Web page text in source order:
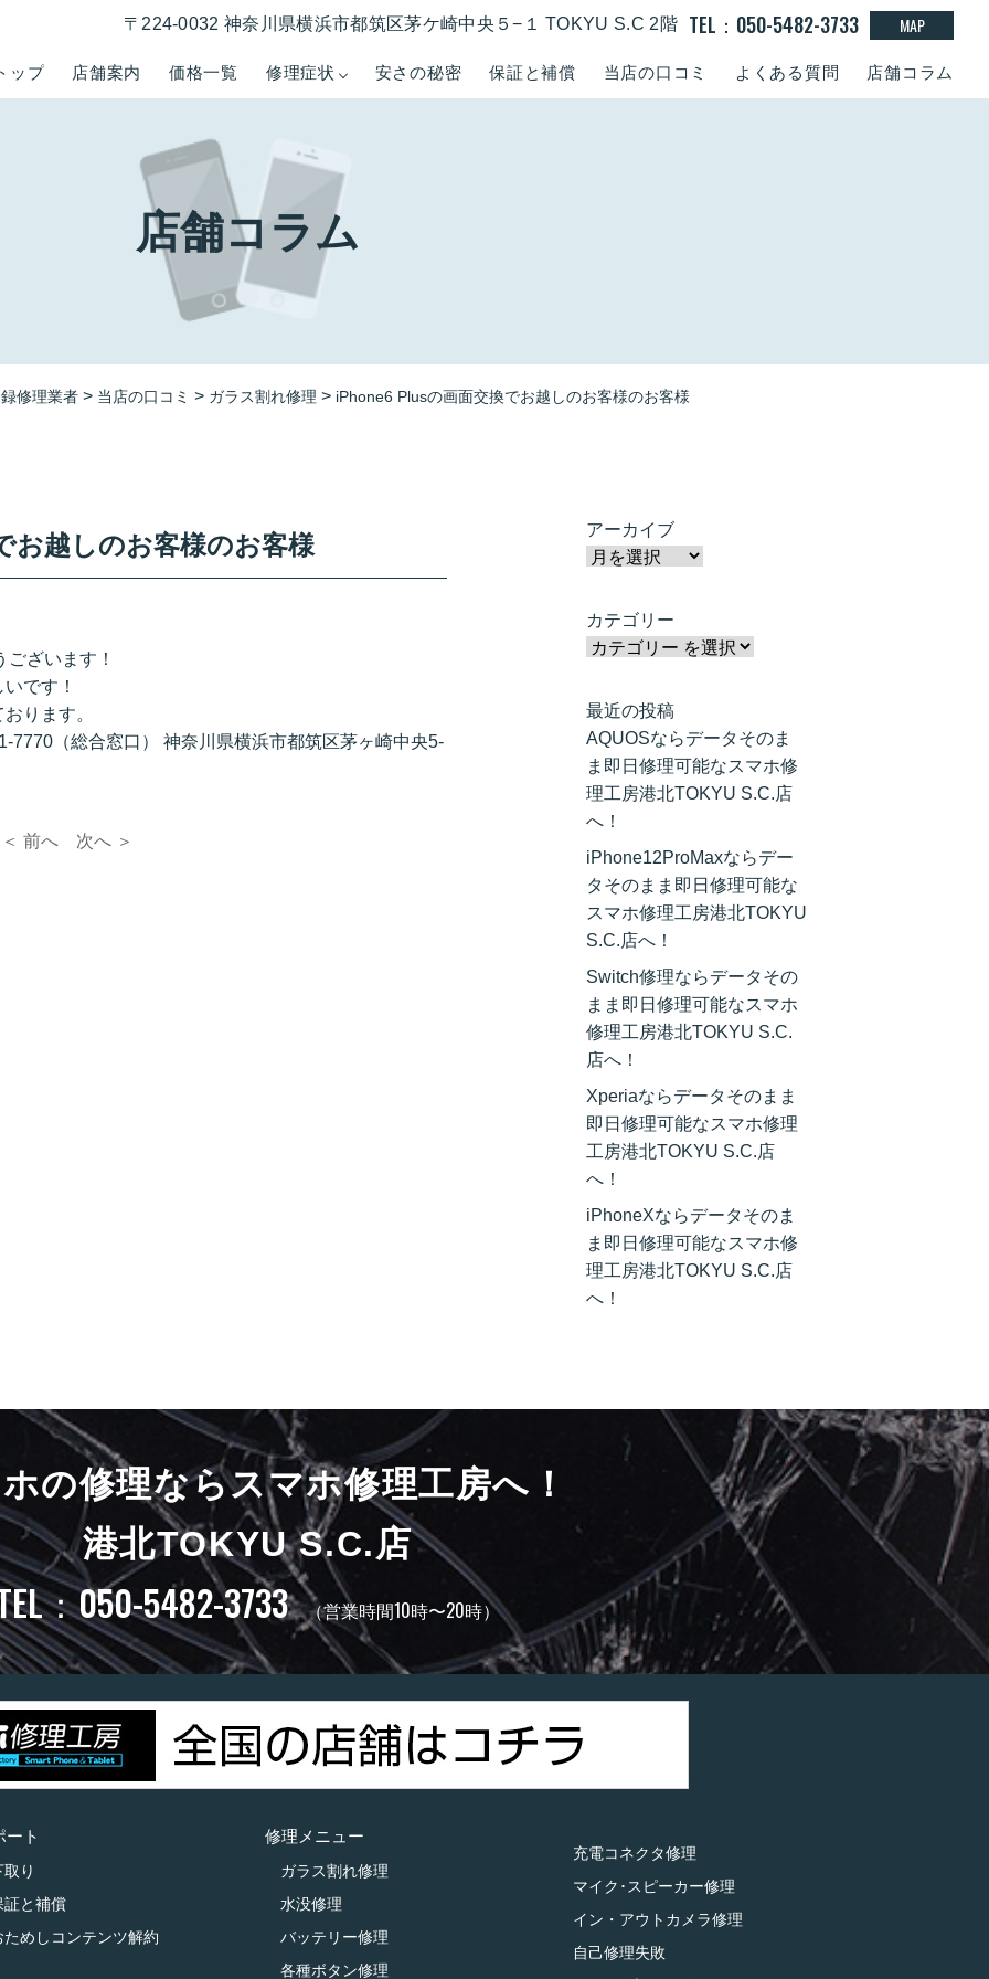
ップ 店舗案内 価格一覧 修理症状 安さの秘密 保証と補償 当店の口コミ よくある質問 店舗コラム
〒224-0032 神奈川県横浜市都筑区茅ケ崎中央５−１ TOKYU S.C 2階 TEL：050-5482-3733 MAP
店舗コラム
修理業者 > 当店の口コミ > ガラス割れ修理 > iPhone6 Plusの画面交換でお越しのお客様のお客様
お越しのお客様のお客様
ざいます！
です！
ります。
7770（総合窓口） 神奈川県横浜市都筑区茅ヶ崎中央5-
＜ 前へ 次へ ＞
アーカイブ
カテゴリー
最近の投稿
AQUOSならデータそのま
ま即日修理可能なスマホ修
理工房港北TOKYU S.C.店
へ！
iPhone12ProMaxならデー
タそのまま即日修理可能な
スマホ修理工房港北TOKYU
S.C.店へ！
Switch修理ならデータその
まま即日修理可能なスマホ
修理工房港北TOKYU S.C.
店へ！
Xperiaならデータそのまま
即日修理可能なスマホ修理
工房港北TOKYU S.C.店
へ！
iPhoneXならデータそのま
ま即日修理可能なスマホ修
理工房港北TOKYU S.C.店
へ！
の修理ならスマホ修理工房へ！
港北TOKYU S.C.店
：050-5482-3733 （営業時間10時〜20時）
ート
取り
証と補償
ためしコンテンツ解約
修理メニュー
ガラス割れ修理
水没修理
バッテリー修理
各種ボタン修理
充電コネクタ修理
マイク･スピーカー修理
イン・アウトカメラ修理
自己修理失敗